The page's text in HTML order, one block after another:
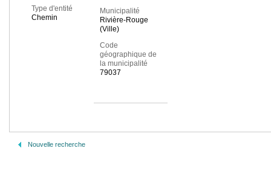
Type d'entité
Chemin
Municipalité
Rivière-Rouge
(Ville)
Code
géographique de
la municipalité
79037
Nouvelle recherche